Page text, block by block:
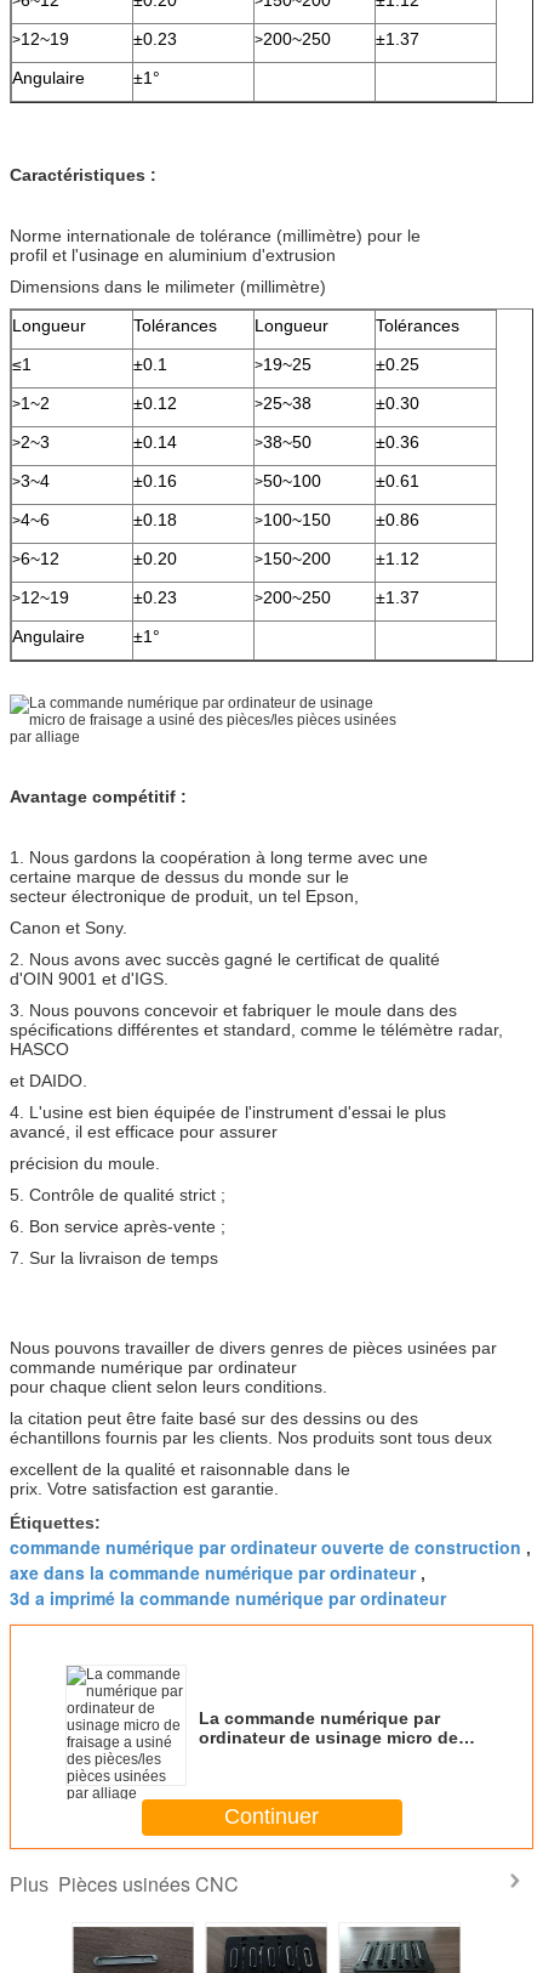
>12~19 ±0.23 >200~250
±1.37
Angulaire
±1°
Caractéristiques :
Norme internationale de tolérance (millimètre) pour le
profil et l'usinage en aluminium d'extrusion
Dimensions dans le milimeter (millimètre)
Longueur
Tolérances Longueur
Tolérances
≤1
±0.1 >19~25 ±0.25
>1~2 ±0.12 >25~38 ±0.30
>2~3 ±0.14 >38~50 ±0.36
>3~4 ±0.16 >50~100 ±0.61
>4~6 ±0.18 >100~150 ±0.86
>6~12 ±0.20 >150~200 ±1.12
>12~19 ±0.23 >200~250
±1.37
Angulaire
±1°
Avantage compétitif :
1. Nous gardons la coopération à long terme avec une
certaine marque de dessus du monde sur le
secteur électronique de produit, un tel Epson,
Canon et Sony.
2. Nous avons avec succès gagné le certificat de qualité
d'OIN 9001 et d'IGS.
3. Nous pouvons concevoir et fabriquer le moule dans des
spécifications différentes et standard, comme le télémètre radar,
HASCO
et DAIDO.
4. L'usine est bien équipée de l'instrument d'essai le plus
avancé, il est efficace pour assurer
précision du moule.
5. Contrôle de qualité strict ;
6. Bon service après-vente ;
7. Sur la livraison de temps
Nous pouvons travailler de divers genres de pièces usinées par
commande numérique par ordinateur
pour chaque client selon leurs conditions.
la citation peut être faite basé sur des dessins ou des
échantillons fournis par les clients. Nos produits sont tous deux
excellent de la qualité et raisonnable dans le
prix. Votre satisfaction est garantie.
Étiquettes:
commande numérique par ordinateur ouverte de construction ,
axe dans la commande numérique par ordinateur,
3d a imprimé la commande numérique par ordinateur
La commande numérique par
ordinateur de usinage micro de
Continuer
Plus Pièces usinées CNC